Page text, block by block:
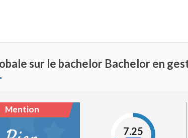
sur le bachelor Bachelor en
Mention
7.25